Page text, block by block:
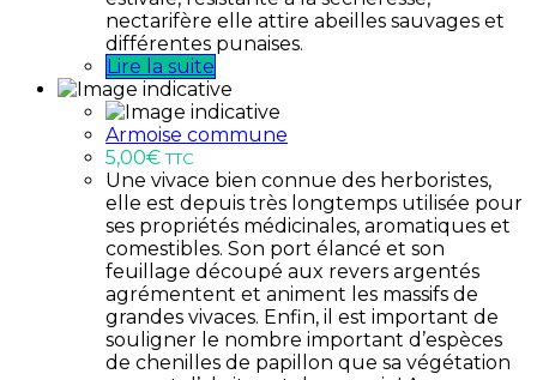
nectarifère elle attire abeilles sauvages et
différentes punaises.
Lire la suite
Armoise commune
5,00€ TTC
Une vivace bien connue des herboristes,
elle est depuis très longtemps utilisée pour
ses propriétés médicinales, aromatiques et
comestibles. Son port élancé et son
feuillage découpé aux revers argentés
agrémentent et animent les massifs de
grandes vivaces. Enfin, il est important de
souligner le nombre important d’espèces
de chenilles de papillon que sa végétation